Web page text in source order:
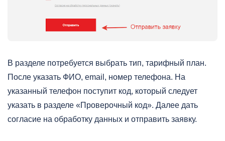
В разделе потребуется выбрать тип, тарифный план.
После указать ФИО, email, номер телефона. На
указанный телефон поступит код, который следует
указать в разделе «Проверочный код». Далее дать
согласие на обработку данных и отправить заявку.